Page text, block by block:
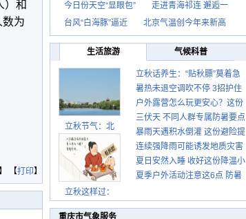
）和
为
【打印】
今日份天空“显眼包”
走进青海祁连 邂逅一
台风“白海豚”逼近
北京气温创今年来新高
生活旅游 气候科普
立秋节气：北
立秋这样过：
立秋话养生：“贴秋膘”莫着急
先清暑再防燥
暑热未退空调吹不停 3招护住
肩颈不酸痛
户外露营怎么玩更安心？这份
攻略请收好
三伏天 不同人群专属防暑要点
请收好
暴雨天遇积水倒灌 这份避险提
示请收好
连续强降雨可能诱发地质灾害
这些前兆要知道
夏日安然入睡 收好这份降温小
贴士
夏季户外活动注意这6点 防暑
重庆市气象服务